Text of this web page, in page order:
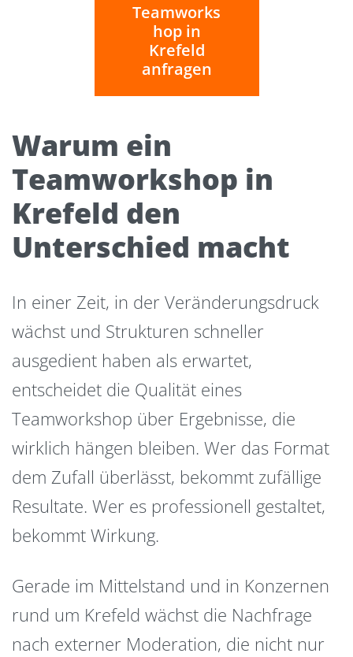
Teamworks
hop in
Krefeld
anfragen
Warum ein
Teamworkshop in
Krefeld den
Unterschied macht
In einer Zeit, in der Veränderungsdruck
wächst und Strukturen schneller
ausgedient haben als erwartet,
entscheidet die Qualität eines
Teamworkshop über Ergebnisse, die
wirklich hängen bleiben. Wer das Format
dem Zufall überlässt, bekommt zufällige
Resultate. Wer es professionell gestaltet,
bekommt Wirkung.
Gerade im Mittelstand und in Konzernen
rund um Krefeld wächst die Nachfrage
nach externer Moderation, die nicht nur